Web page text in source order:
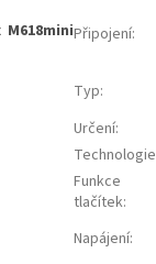
Připojení:
Typ:
Určení:
Technologie
Funkce
tlačítek:
Napájení: